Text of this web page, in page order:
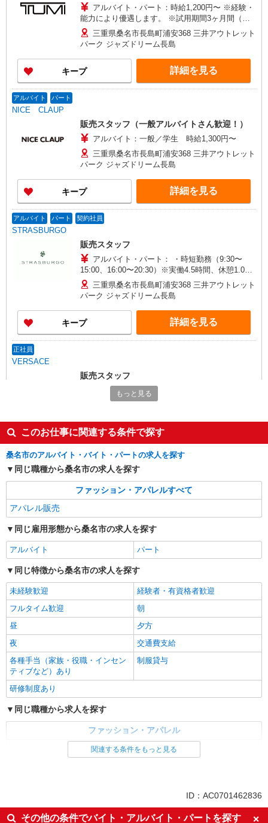
アルバイト・パート：時給1,200円〜 ※経験・
能力により優遇します。 ※試用期間3ヶ月間（条
件変更無し） ※入社お祝金 20,000円（試用期間
終了後支給） ※予算達成インセンティブ 月／
15,000円
三重県桑名市長島町浦安368 三井アウトレット
パーク ジャズドリーム長島
キープ 詳細を見る
アルバイト パート
NICE CLAUP
販売スタッフ（一般アルバイトさん歓迎！）
アルバイト：一般／学生 時給1,300円〜
三重県桑名市長島町浦安368 三井アウトレット
パーク ジャズドリーム長島
キープ 詳細を見る
アルバイト パート 契約社員
STRASBURGO
販売スタッフ
アルバイト・パート： ・時短勤務（9:30〜
15:00、16:00〜20:30）※実働4.5時間、休憩1.0時
間 ※実働4.0時間、休憩0.5時間 時給1,200円〜
・フルタイム（9:30〜18:30、11:30〜20:30）※実
働7.5時間、休憩1.5時間 週2日勤務 1,300円 週4
日勤務 1,400円 週5日勤務 日給11,000円〜 ［契
約社員］月給200,000円〜（※店長候補 300,000
円〜 経験考慮の上決定します） ※時短勤務、フ
三重県桑名市長島町浦安368 三井アウトレット
パーク ジャズドリーム長島
キープ 詳細を見る
正社員
VERSACE
販売スタッフ
正社員：月給230,000円〜 ※経験・能力により
優遇します。
パーク ジャズドリーム長島
キープ 詳細を見る
アルバイト 契約社員
G-SHOCK OUTLET
時の給与額は経験・能力を考慮し当社規定により
判断いたします。 ※試用期間（3ヶ月）も同額
の月給を支給します。 ◆残業手当100％支給（※
上記金額には残業代は含んでおりません） 残業
代は1分単位で支給します。 ◆昇給・賞与 ・昇給
／年1回（4月） ・賞与／年2回（6月／12月） ※
年間：3.0ヶ月〜4.0ヶ月分（昨年度実績） ◆支払
当100％支給（※上記金額には残業代は含んでおり
ません） 残業代は1分単位で支給します。
三重県桑名市長島町浦安368 三井アウトレット
パーク ジャズドリーム長島
キープ 詳細を見る
パート 契約社員
TOMORROWLAND
アパレル販売（メンズ・レディース）
■契約社員：月給210,000円以上、残業手当別
途支給 ※経験・能力を考慮の上、決定します ■パ
三重県桑名市長島町浦安368 三井アウトレット
キープ
gallarda galante
か必ず出勤（フルタイム） 土日のみもOK 時給
1,400円〜 ［2］販売スタッフ 時短勤務、平日のみ
もOK 時給1,350円〜 ［3］作業・レジスタッフ 時
三重県桑名市長島町浦安368 三井アウトレット
パーク ジャズドリーム長島
もっと見る
このお仕事に関連する条件で探す
桑名市のアルバイト・バイト・パートの求人を探す
同じ職種から桑名市の求人を探す
ファッション・アパレルすべて
アパレル販売
同じ雇用形態から桑名市の求人を探す
アルバイト パート
同じ特徴から桑名市の求人を探す
未経験歓迎
経験者・有資格者歓迎
フルタイム歓迎
朝
昼
夕方
夜
交通費支給
各種手当（家族・役職・インセン
ティブなど）あり
制服貸与
研修制度あり
同じ職種から求人を探す
ファッション・アパレル
関連する条件をもっと見る
ID：AC0701462836
その他の条件でバイト・アルバイト・パートを探す